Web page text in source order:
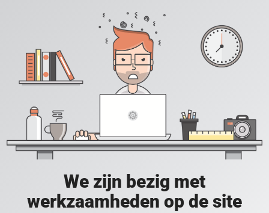
We zijn bezig met
werkzaamheden op de site